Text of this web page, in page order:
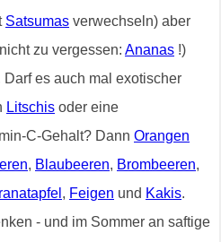
Satsumas verwechseln) aber
zu vergessen: Ananas !)
es auch mal exotischer
Litschis oder eine
C-Gehalt? Dann Orangen
, Blaubeeren, Brombeeren,
, Feigen und Kakis.
- und im Sommer an saftige